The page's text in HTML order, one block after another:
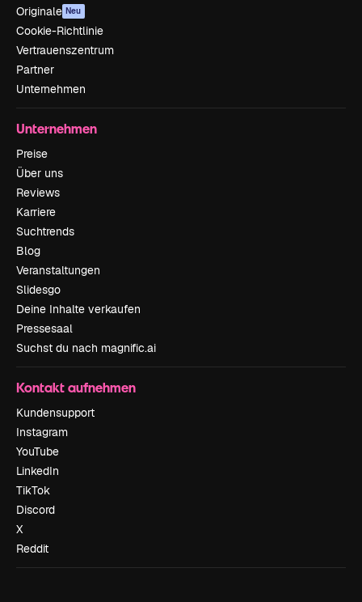
Originale Neu
Cookie-Richtlinie
Vertrauenszentrum
Partner
Unternehmen
Unternehmen
Preise
Über uns
Reviews
Karriere
Suchtrends
Blog
Veranstaltungen
Slidesgo
Deine Inhalte verkaufen
Pressesaal
Suchst du nach magnific.ai
Kontakt aufnehmen
Kundensupport
Instagram
YouTube
LinkedIn
TikTok
Discord
X
Reddit